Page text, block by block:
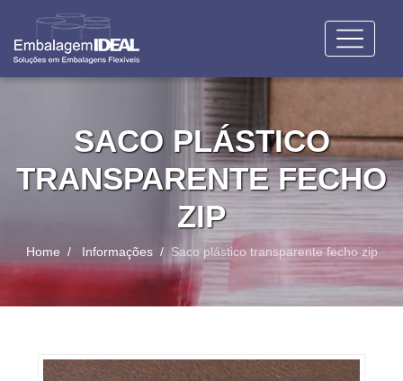
SACO PLÁSTICO
TRANSPARENTE FECHO
ZIP
Home Informações Saco plástico transparente fecho zip